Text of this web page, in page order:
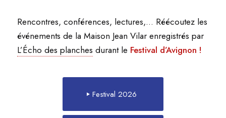
Rencontres, conférences, lectures,… Réécoutez les
événements de la Maison Jean Vilar enregistrés par
L’Écho des planches durant le Festival d’Avignon !
Festival 2026